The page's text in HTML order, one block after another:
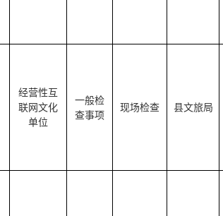
经营性互
联网文化
单位
一般检
查事项
现场检查 县文旅局